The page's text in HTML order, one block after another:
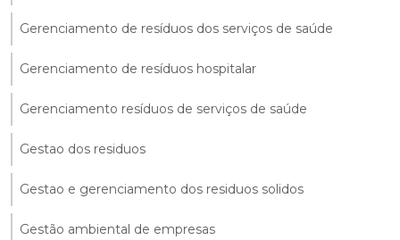
Gerenciamento de resíduos dos serviços de saúde
Gerenciamento de resíduos hospitalar
Gerenciamento resíduos de serviços de saúde
Gestao dos residuos
Gestao e gerenciamento dos residuos solidos
Gestão ambiental de empresas